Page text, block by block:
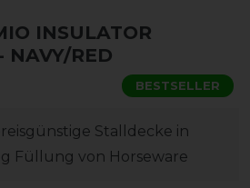
INSULATOR
NAVY/RED
BESTSELLER
Stalldecke in
Füllung von Horseware